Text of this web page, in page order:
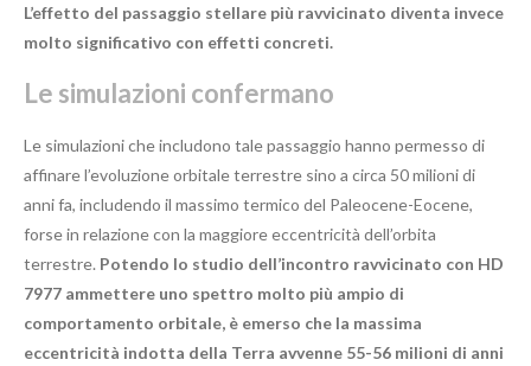
L’effetto del passaggio stellare più ravvicinato diventa invece
molto significativo con effetti concreti.
Le simulazioni confermano
Le simulazioni che includono tale passaggio hanno permesso di
affinare l’evoluzione orbitale terrestre sino a circa 50 milioni di
anni fa, includendo il massimo termico del Paleocene-Eocene,
forse in relazione con la maggiore eccentricità dell’orbita
terrestre. Potendo lo studio dell’incontro ravvicinato con HD
7977 ammettere uno spettro molto più ampio di
comportamento orbitale, è emerso che la massima
eccentricità indotta della Terra avvenne 55-56 milioni di anni